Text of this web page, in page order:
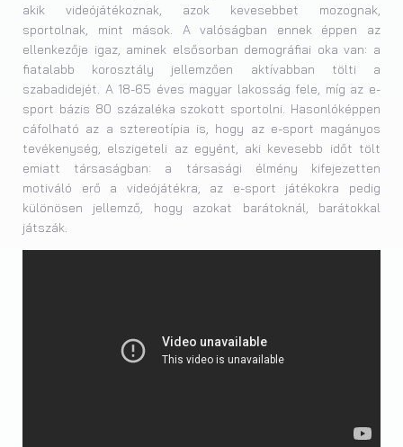
akik videójátékoznak, azok kevesebbet mozognak,
sportolnak, mint mások. A valóságban ennek éppen az
ellenkezője igaz, aminek elsősorban demográfiai oka van: a
fiatalabb korosztály jellemzően aktívabban tölti a
szabadidejét. A 18-65 éves magyar lakosság fele, míg az e-
sport bázis 80 százaléka szokott sportolni. Hasonlóképpen
cáfolható az a sztereotípia is, hogy az e-sport magányos
tevékenység, elszigeteli az egyént, aki kevesebb időt tölt
emiatt társaságban: a társasági élmény kifejezetten
motiváló erő a videójátékra, az e-sport játékokra pedig
különösen jellemző, hogy azokat barátoknál, barátokkal
játszák.